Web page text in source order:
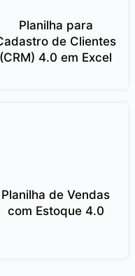
Planilha para
de Clientes
(CRM) 4.0 em Excel
Planilha de Vendas
com Estoque 4.0